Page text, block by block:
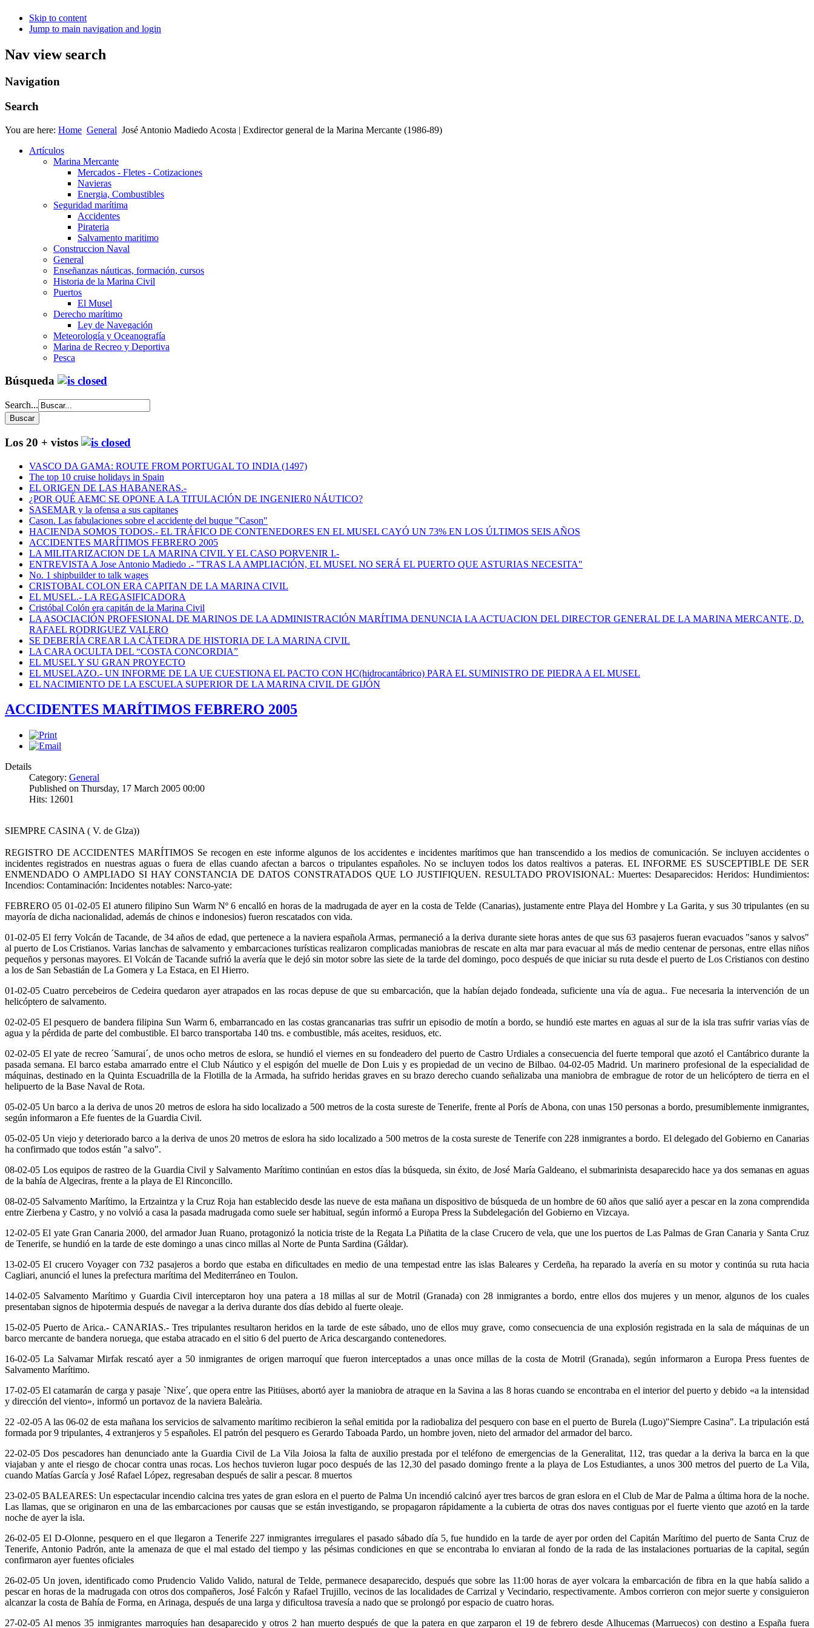
Skip to content
Jump to main navigation and login
Nav view search
Navigation
Search
You are here: Home General José Antonio Madiedo Acosta | Exdirector general de la Marina Mercante (1986-89)
Artículos
Marina Mercante
Mercados - Fletes - Cotizaciones
Navieras
Energia, Combustibles
Seguridad marítima
Accidentes
Pirateria
Salvamento maritimo
Construccion Naval
General
Enseñanzas náuticas, formación, cursos
Historia de la Marina Civil
Puertos
El Musel
Derecho marítimo
Ley de Navegación
Meteorología y Oceanografía
Marina de Recreo y Deportiva
Pesca
Búsqueda
Search...
Los 20 + vistos
VASCO DA GAMA: ROUTE FROM PORTUGAL TO INDIA (1497)
The top 10 cruise holidays in Spain
EL ORIGEN DE LAS HABANERAS.-
¿POR QUÉ AEMC SE OPONE A LA TITULACIÓN DE INGENIER0 NÁUTICO?
SASEMAR y la ofensa a sus capitanes
Cason. Las fabulaciones sobre el accidente del buque "Cason"
HACIENDA SOMOS TODOS.- EL TRÁFICO DE CONTENEDORES EN EL MUSEL CAYÓ UN 73% EN LOS ÚLTIMOS SEIS AÑOS
ACCIDENTES MARÍTIMOS FEBRERO 2005
LA MILITARIZACION DE LA MARINA CIVIL Y EL CASO PORVENIR I.-
ENTREVISTA A Jose Antonio Madiedo .- "TRAS LA AMPLIACIÓN, EL MUSEL NO SERÁ EL PUERTO QUE ASTURIAS NECESITA"
No. 1 shipbuilder to talk wages
CRISTOBAL COLON ERA CAPITAN DE LA MARINA CIVIL
EL MUSEL.- LA REGASIFICADORA
Cristóbal Colón era capitán de la Marina Civil
LA ASOCIACIÓN PROFESIONAL DE MARINOS DE LA ADMINISTRACIÓN MARÍTIMA DENUNCIA LA ACTUACION DEL DIRECTOR GENERAL DE LA MARINA MERCANTE, D.
RAFAEL RODRIGUEZ VALERO
SE DEBERÍA CREAR LA CÁTEDRA DE HISTORIA DE LA MARINA CIVIL
LA CARA OCULTA DEL “COSTA CONCORDIA”
EL MUSEL Y SU GRAN PROYECTO
EL MUSELAZO.- UN INFORME DE LA UE CUESTIONA EL PACTO CON HC(hidrocantábrico) PARA EL SUMINISTRO DE PIEDRA A EL MUSEL
EL NACIMIENTO DE LA ESCUELA SUPERIOR DE LA MARINA CIVIL DE GIJÓN
ACCIDENTES MARÍTIMOS FEBRERO 2005
Details
Category: General
Published on Thursday, 17 March 2005 00:00
Hits: 12601
SIEMPRE CASINA ( V. de Glza))
REGISTRO DE ACCIDENTES MARÍTIMOS Se recogen en este informe algunos de los accidentes e incidentes marítimos que han transcendido a los medios de comunicación. Se incluyen accidentes o
incidentes registrados en nuestras aguas o fuera de ellas cuando afectan a barcos o tripulantes españoles. No se incluyen todos los datos realtivos a pateras. EL INFORME ES SUSCEPTIBLE DE SER
ENMENDADO O AMPLIADO SI HAY CONSTANCIA DE DATOS CONSTRATADOS QUE LO JUSTIFIQUEN. RESULTADO PROVISIONAL: Muertes: Desaparecidos: Heridos: Hundimientos:
Incendios: Contaminación: Incidentes notables: Narco-yate:
FEBRERO 05 01-02-05 El atunero filipino Sun Warm Nº 6 encalló en horas de la madrugada de ayer en la costa de Telde (Canarias), justamente entre Playa del Hombre y La Garita, y sus 30 tripulantes (en su
mayoría de dicha nacionalidad, además de chinos e indonesios) fueron rescatados con vida.
01-02-05 El ferry Volcán de Tacande, de 34 años de edad, que pertenece a la naviera española Armas, permaneció a la deriva durante siete horas antes de que sus 63 pasajeros fueran evacuados "sanos y salvos"
al puerto de Los Cristianos. Varias lanchas de salvamento y embarcaciones turísticas realizaron complicadas maniobras de rescate en alta mar para evacuar al más de medio centenar de personas, entre ellas niños
pequeños y personas mayores. El Volcán de Tacande sufrió la avería que le dejó sin motor sobre las siete de la tarde del domingo, poco después de que iniciar su ruta desde el puerto de Los Cristianos con destino
a los de San Sebastián de La Gomera y La Estaca, en El Hierro.
01-02-05 Cuatro percebeiros de Cedeira quedaron ayer atrapados en las rocas depuse de que su embarcación, que la habían dejado fondeada, suficiente una vía de agua.. Fue necesaria la intervención de un
helicóptero de salvamento.
02-02-05 El pesquero de bandera filipina Sun Warm 6, embarrancado en las costas grancanarias tras sufrir un episodio de motín a bordo, se hundió este martes en aguas al sur de la isla tras sufrir varias vías de
agua y la pérdida de parte del combustible. El barco transportaba 140 tns. e combustible, más aceites, residuos, etc.
02-02-05 El yate de recreo ´Samurai´, de unos ocho metros de eslora, se hundió el viernes en su fondeadero del puerto de Castro Urdiales a consecuencia del fuerte temporal que azotó el Cantábrico durante la
pasada semana. El barco estaba amarrado entre el Club Náutico y el espigón del muelle de Don Luis y es propiedad de un vecino de Bilbao. 04-02-05 Madrid. Un marinero profesional de la especialidad de
máquinas, destinado en la Quinta Escuadrilla de la Flotilla de la Armada, ha sufrido heridas graves en su brazo derecho cuando señalizaba una maniobra de embrague de rotor de un helicóptero de tierra en el
helipuerto de la Base Naval de Rota.
05-02-05 Un barco a la deriva de unos 20 metros de eslora ha sido localizado a 500 metros de la costa sureste de Tenerife, frente al Porís de Abona, con unas 150 personas a bordo, presumiblemente inmigrantes,
según informaron a Efe fuentes de la Guardia Civil.
05-02-05 Un viejo y deteriorado barco a la deriva de unos 20 metros de eslora ha sido localizado a 500 metros de la costa sureste de Tenerife con 228 inmigrantes a bordo. El delegado del Gobierno en Canarias
ha confirmado que todos están "a salvo".
08-02-05 Los equipos de rastreo de la Guardia Civil y Salvamento Marítimo continúan en estos días la búsqueda, sin éxito, de José María Galdeano, el submarinista desaparecido hace ya dos semanas en aguas
de la bahía de Algeciras, frente a la playa de El Rinconcillo.
08-02-05 Salvamento Marítimo, la Ertzaintza y la Cruz Roja han establecido desde las nueve de esta mañana un dispositivo de búsqueda de un hombre de 60 años que salió ayer a pescar en la zona comprendida
entre Zierbena y Castro, y no volvió a casa la pasada madrugada como suele ser habitual, según informó a Europa Press la Subdelegación del Gobierno en Vizcaya.
12-02-05 El yate Gran Canaria 2000, del armador Juan Ruano, protagonizó la noticia triste de la Regata La Piñatita de la clase Crucero de vela, que une los puertos de Las Palmas de Gran Canaria y Santa Cruz
de Tenerife, se hundió en la tarde de este domingo a unas cinco millas al Norte de Punta Sardina (Gáldar).
13-02-05 El crucero Voyager con 732 pasajeros a bordo que estaba en dificultades en medio de una tempestad entre las islas Baleares y Cerdeña, ha reparado la avería en su motor y continúa su ruta hacia
Cagliari, anunció el lunes la prefectura marítima del Mediterráneo en Toulon.
14-02-05 Salvamento Marítimo y Guardia Civil interceptaron hoy una patera a 18 millas al sur de Motril (Granada) con 28 inmigrantes a bordo, entre ellos dos mujeres y un menor, algunos de los cuales
presentaban signos de hipotermia después de navegar a la deriva durante dos días debido al fuerte oleaje.
15-02-05 Puerto de Arica.- CANARIAS.- Tres tripulantes resultaron heridos en la tarde de este sábado, uno de ellos muy grave, como consecuencia de una explosión registrada en la sala de máquinas de un
barco mercante de bandera noruega, que estaba atracado en el sitio 6 del puerto de Arica descargando contenedores.
16-02-05 La Salvamar Mirfak rescató ayer a 50 inmigrantes de origen marroquí que fueron interceptados a unas once millas de la costa de Motril (Granada), según informaron a Europa Press fuentes de
Salvamento Marítimo.
17-02-05 El catamarán de carga y pasaje `Nixe´, que opera entre las Pitiüses, abortó ayer la maniobra de atraque en la Savina a las 8 horas cuando se encontraba en el interior del puerto y debido «a la intensidad
y dirección del viento», informó un portavoz de la naviera Baleària.
22 -02-05 A las 06-02 de esta mañana los servicios de salvamento marítimo recibieron la señal emitida por la radiobaliza del pesquero con base en el puerto de Burela (Lugo)"Siempre Casina". La tripulación está
formada por 9 tripulantes, 4 extranjeros y 5 españoles. El patrón del pesquero es Gerardo Taboada Pardo, un hombre joven, nieto del armador del armador del barco.
22-02-05 Dos pescadores han denunciado ante la Guardia Civil de La Vila Joiosa la falta de auxilio prestada por el teléfono de emergencias de la Generalitat, 112, tras quedar a la deriva la barca en la que
viajaban y ante el riesgo de chocar contra unas rocas. Los hechos tuvieron lugar poco después de las 12,30 del pasado domingo frente a la playa de Los Estudiantes, a unos 300 metros del puerto de La Vila,
cuando Matías García y José Rafael López, regresaban después de salir a pescar. 8 muertos
23-02-05 BALEARES: Un espectacular incendio calcina tres yates de gran eslora en el puerto de Palma Un incendió calcinó ayer tres barcos de gran eslora en el Club de Mar de Palma a última hora de la noche.
Las llamas, que se originaron en una de las embarcaciones por causas que se están investigando, se propagaron rápidamente a la cubierta de otras dos naves contiguas por el fuerte viento que azotó en la tarde
noche de ayer la isla.
26-02-05 El D-Olonne, pesquero en el que llegaron a Tenerife 227 inmigrantes irregulares el pasado sábado día 5, fue hundido en la tarde de ayer por orden del Capitán Marítimo del puerto de Santa Cruz de
Tenerife, Antonio Padrón, ante la amenaza de que el mal estado del tiempo y las pésimas condiciones en que se encontraba lo enviaran al fondo de la rada de las instalaciones portuarias de la capital, según
confirmaron ayer fuentes oficiales
26-02-05 Un joven, identificado como Prudencio Valido Valido, natural de Telde, permanece desaparecido, después que sobre las 11:00 horas de ayer volcara la embarcación de fibra en la que había salido a
pescar en horas de la madrugada con otros dos compañeros, José Falcón y Rafael Trujillo, vecinos de las localidades de Carrizal y Vecindario, respectivamente. Ambos corrieron con mejor suerte y consiguieron
alcanzar la costa de Bahía de Forma, en Arinaga, después de una larga y dificultosa travesía a nado que se prolongó por espacio de cuatro horas.
27-02-05 Al menos 35 inmigrantes marroquíes han desaparecido y otros 2 han muerto después de que la patera en que zarparon el 19 de febrero desde Alhucemas (Marruecos) con destino a España fuera